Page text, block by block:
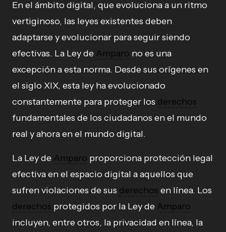
En el ámbito digital, que evoluciona a un ritmo
vertiginoso, las leyes existentes deben
adaptarse y evolucionar para seguir siendo
efectivas. La Ley de Amparo no es una
excepción a esta norma. Desde sus orígenes en
el siglo XIX, esta ley ha evolucionado
constantemente para proteger los derechos
fundamentales de los ciudadanos en el mundo
real y ahora en el mundo digital.
La Ley de Amparo proporciona protección legal
efectiva en el espacio digital a aquellos que
sufren violaciones de sus derechos en línea. Los
derechos protegidos por la Ley de Amparo
incluyen, entre otros, la privacidad en línea, la